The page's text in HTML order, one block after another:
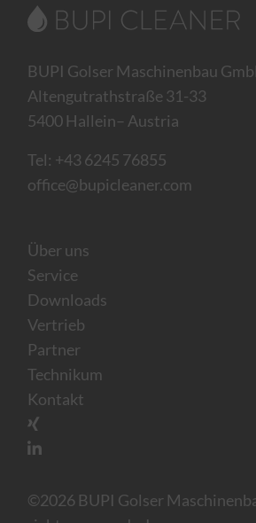
BUPI Golser Maschinenbau
Altengutrathstraße 31-33
5400 Hallein– Austria
Tel: +43 6245 76855
office@bupicleaner.com
Über uns
Service
Downloads
Vertrieb
Partner
Technikum
Kontakt
©2026 BUPI Golser